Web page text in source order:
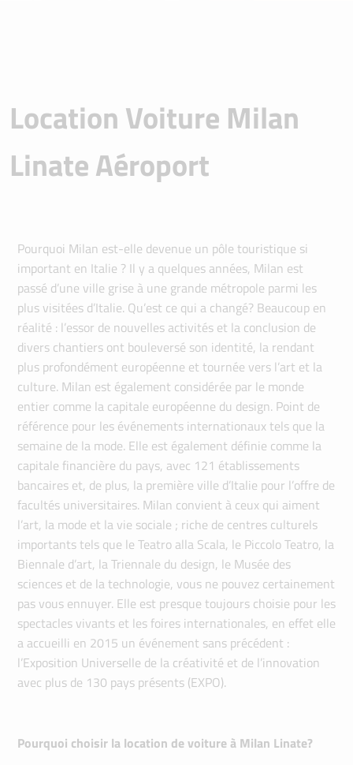
Location Voiture Milan
Linate Aéroport
Pourquoi Milan est-elle devenue un pôle touristique si
important en Italie ? Il y a quelques années, Milan est
passé d’une ville grise à une grande métropole parmi les
plus visitées d’Italie. Qu’est ce qui a changé? Beaucoup en
réalité : l’essor de nouvelles activités et la conclusion de
divers chantiers ont bouleversé son identité, la rendant
plus profondément européenne et tournée vers l’art et la
culture. Milan est également considérée par le monde
entier comme la capitale européenne du design. Point de
référence pour les événements internationaux tels que la
semaine de la mode. Elle est également définie comme la
capitale financière du pays, avec 121 établissements
bancaires et, de plus, la première ville d’Italie pour l’offre de
facultés universitaires. Milan convient à ceux qui aiment
l’art, la mode et la vie sociale ; riche de centres culturels
importants tels que le Teatro alla Scala, le Piccolo Teatro, la
Biennale d’art, la Triennale du design, le Musée des
sciences et de la technologie, vous ne pouvez certainement
pas vous ennuyer. Elle est presque toujours choisie pour les
spectacles vivants et les foires internationales, en effet elle
a accueilli en 2015 un événement sans précédent :
l’Exposition Universelle de la créativité et de l’innovation
avec plus de 130 pays présents (EXPO).
Pourquoi choisir la location de voiture à Milan Linate?